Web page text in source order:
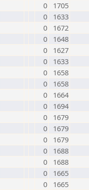
0
1705
0
1633
0
1672
0
1648
0
1627
0
1633
0
1658
0
1658
0
1664
0
1694
0
1679
0
1679
0
1679
0
1688
0
1688
0
1665
0
1665